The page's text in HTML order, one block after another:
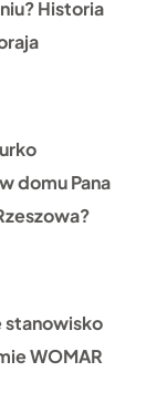
Historia
domu Pana
stanowisko
WOMAR